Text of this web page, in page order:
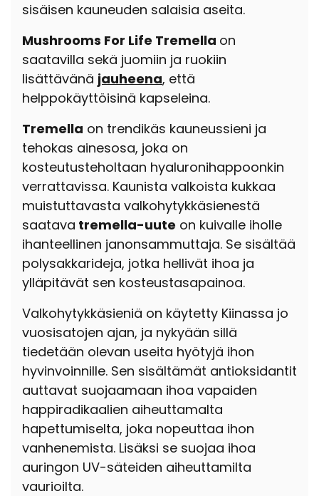
sisäisen kauneuden salaisia aseita.
Mushrooms For Life Tremella on
saatavilla sekä juomiin ja ruokiin
lisättävänä jauheena, että
helppokäyttöisinä kapseleina.
Tremella on trendikäs kauneussieni ja
tehokas ainesosa, joka on
kosteutusteholtaan hyaluronihappoonkin
verrattavissa. Kaunista valkoista kukkaa
muistuttavasta valkohytykkäsienestä
saatava tremella-uute on kuivalle iholle
ihanteellinen janonsammuttaja. Se sisältää
polysakkarideja, jotka hellivät ihoa ja
ylläpitävät sen kosteustasapainoa.
Valkohytykkäsieniä on käytetty Kiinassa jo
vuosisatojen ajan, ja nykyään sillä
tiedetään olevan useita hyötyjä ihon
hyvinvoinnille. Sen sisältämät antioksidantit
auttavat suojaamaan ihoa vapaiden
happiradikaalien aiheuttamalta
hapettumiselta, joka nopeuttaa ihon
vanhenemista. Lisäksi se suojaa ihoa
auringon UV-säteiden aiheuttamilta
vaurioilta.